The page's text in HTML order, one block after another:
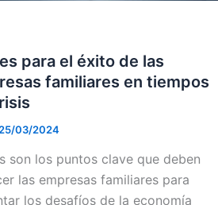
para el éxito de las
familiares en tiempos
25/03/2024
son los puntos clave que deben
las empresas familiares para
los desafíos de la economía